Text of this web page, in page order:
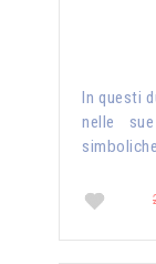
In questi
nelle